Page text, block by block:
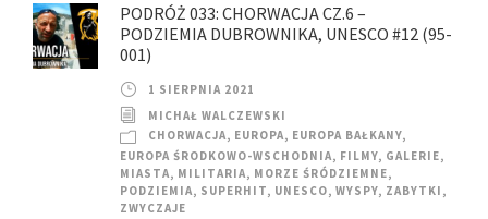
PODRÓŻ 033: CHORWACJA CZ.6 –
PODZIEMIA DUBROWNIKA, UNESCO #12 (95-
001)
1 SIERPNIA 2021
MICHAŁ WALCZEWSKI
CHORWACJA, EUROPA, EUROPA BAŁKANY,
EUROPA ŚRODKOWO-WSCHODNIA, FILMY, GALERIE,
MIASTA, MILITARIA, MORZE ŚRÓDZIEMNE,
PODZIEMIA, SUPERHIT, UNESCO, WYSPY, ZABYTKI ,
ZWYCZAJE